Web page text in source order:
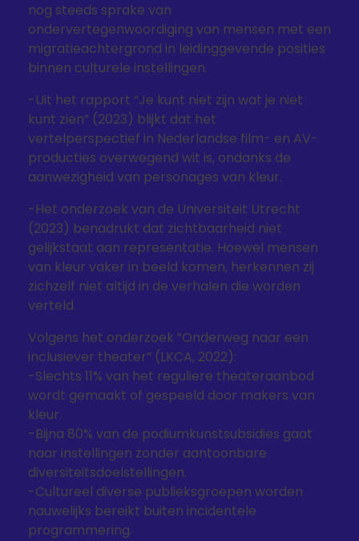
nog steeds sprake van
ondervertegenwoordiging van mensen met een
migratieachtergrond in leidinggevende posities
binnen culturele instellingen.
-Uit het rapport “Je kunt niet zijn wat je niet
kunt zien” (2023) blijkt dat het
vertelperspectief in Nederlandse film- en AV-
producties overwegend wit is, ondanks de
aanwezigheid van personages van kleur.
-Het onderzoek van de Universiteit Utrecht
(2023) benadrukt dat zichtbaarheid niet
gelijkstaat aan representatie. Hoewel mensen
van kleur vaker in beeld komen, herkennen zij
zichzelf niet altijd in de verhalen die worden
verteld.
Volgens het onderzoek “Onderweg naar een
inclusiever theater” (LKCA, 2022):
-Slechts 11% van het reguliere theateraanbod
wordt gemaakt of gespeeld door makers van
kleur.
-Bijna 80% van de podiumkunstsubsidies gaat
naar instellingen zonder aantoonbare
diversiteitsdoelstellingen.
-Cultureel diverse publieksgroepen worden
nauwelijks bereikt buiten incidentele
programmering.